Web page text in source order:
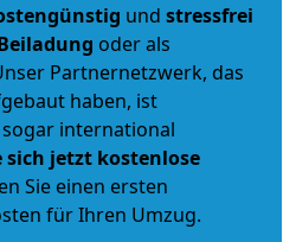
und stressfrei
oder als
Partnernetzwerk, das
haben, ist
international
sich jetzt kostenlose
Sie einen ersten
für Ihren Umzug.